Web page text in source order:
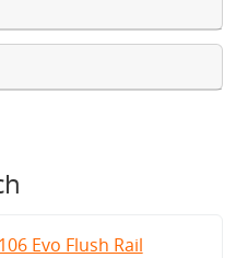
Evo Flush Rail